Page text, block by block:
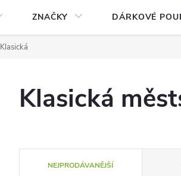
ZNAČKY DÁRKOVÉ
Klasická
Klasická
NEJPRODÁVANĚJŠÍ